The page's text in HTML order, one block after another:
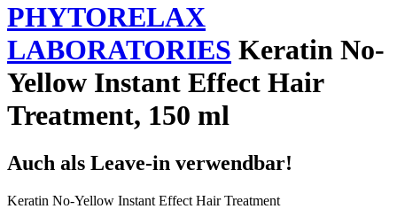
PHYTORELAX
LABORATORIES Keratin No-
Yellow Instant Effect Hair
Treatment, 150 ml
Auch als Leave-in verwendbar!
Keratin No-Yellow Instant Effect Hair Treatment